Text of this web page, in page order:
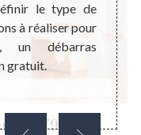
79
le type de
à réaliser pour
un débarras
gratuit.
vos